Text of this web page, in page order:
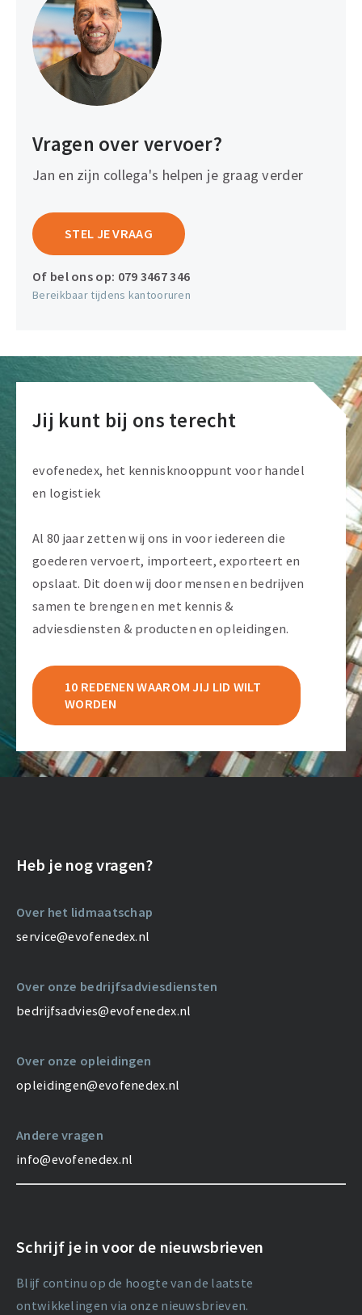
Vragen over vervoer?
Jan en zijn collega's helpen je graag verder
STEL JE VRAAG
Of bel ons op: 079 3467 346
Bereikbaar tijdens kantooruren
Jij kunt bij ons terecht
evofenedex, het kennisknooppunt voor handel
en logistiek
Al 80 jaar zetten wij ons in voor iedereen die
goederen vervoert, importeert, exporteert en
opslaat. Dit doen wij door mensen en bedrijven
samen te brengen en met kennis &
adviesdiensten & producten en opleidingen.
10 REDENEN WAAROM JIJ LID WILT
WORDEN
Heb je nog vragen?
Over het lidmaatschap
service@evofenedex.nl
Over onze bedrijfsadviesdiensten
bedrijfsadvies@evofenedex.nl
Over onze opleidingen
opleidingen@evofenedex.nl
Andere vragen
info@evofenedex.nl
Schrijf je in voor de nieuwsbrieven
Blijf continu op de hoogte van de laatste
ontwikkelingen via onze nieuwsbrieven.